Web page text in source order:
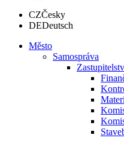
CZČesky
DEDeutsch
Město
Samospráva